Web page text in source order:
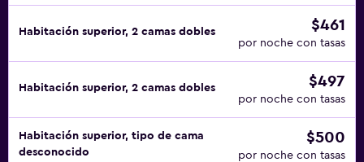
Habitación superior, 2 camas dobles $461
por noche con tasas
Habitación superior, 2 camas dobles $497
por noche con tasas
Habitación superior, tipo de cama
desconocido
$500
por noche con tasas